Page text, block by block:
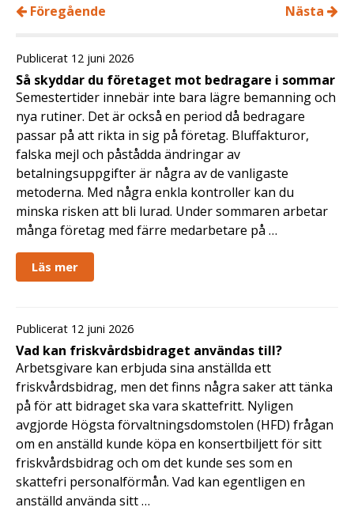
Föregående Nästa
Publicerat 12 juni 2026
Så skyddar du företaget mot bedragare i sommar
Semestertider innebär inte bara lägre bemanning och
nya rutiner. Det är också en period då bedragare
passar på att rikta in sig på företag. Bluffakturor,
falska mejl och påstådda ändringar av
betalningsuppgifter är några av de vanligaste
metoderna. Med några enkla kontroller kan du
minska risken att bli lurad. Under sommaren arbetar
många företag med färre medarbetare på …
Läs mer
Publicerat 12 juni 2026
Vad kan friskvårdsbidraget användas till?
Arbetsgivare kan erbjuda sina anställda ett
friskvårdsbidrag, men det finns några saker att tänka
på för att bidraget ska vara skattefritt. Nyligen
avgjorde Högsta förvaltningsdomstolen (HFD) frågan
om en anställd kunde köpa en konsertbiljett för sitt
friskvårdsbidrag och om det kunde ses som en
skattefri personalförmån. Vad kan egentligen en
anställd använda sitt …